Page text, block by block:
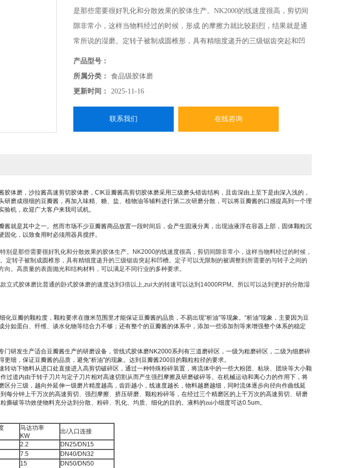
是那些需要很好乳化和分散效果的胶体生产。NK2000的线速度很高，剪切间
隙非常小，这样当物料经过的时候，形成 的摩擦力就比较剧烈，结果就是通
常所说的湿磨。定转子被制成圆椎形，具有精细度递升的三级锯齿突起和凹
槽。定子可以无限制的被调整到所需要的与转子之间的 距离。在增强的流体
湍流下，凹槽在每级都可以改变方向。
产品型号：
所属分类：
食品级胶体磨
更新时间：
2025-11-16
联系我们 在线咨询
体磨，沙拉酱高速剪切胶体磨， CIK豆瓣酱高剪切胶体磨采用三级磨头错齿结构，且齿深由上至下是由深入浅的，
磨成很细的豆瓣酱，再加入味精、糖、盐、植物油等辅料进行第二次研磨分散，可以将豆瓣酱的口感提高到一个理
机，欢迎广大客户来我司试机。
酱就是其中之一。然而市场不少豆瓣酱商品放置一段时间后，会产生固液分离，出现油液浮在容器上部，固体颗粒沉
化，以致食用时必须用器具搅拌。
别是那些需要很好乳化和分散效果的胶体生产。NK2000的线速度很高，剪切间隙非常小，这样当物料经过的时候，
定转子被制成圆椎形，具有精细度递升的三级锯齿突起和凹槽。定子可以无限制的被调整到所需要的与转子之间的
。高质量的表面抛光和结构材料，可以满足不同行业的多种要求。
立式胶体磨比普通的卧式胶体磨的速度达到3倍以上,zui大的转速可以达到14000RPM。所以可以达到更好的分散湿
化豆瓣的颗粒度，颗粒要求在微米范围里才能保证豆瓣酱的品质，不易出现“析油"等现象。 “析油"现象，主要因为豆
如蛋白、纤维、谈水化物等结合力不够；还有整个的豆瓣酱的体系中，添加一些添加剂等来增强整个体系的稳定
门研发生产适合豆瓣酱生产的研磨设备，管线式胶体磨NK2000系列有三道磨碎区，一级为粗磨碎区，二级为细磨碎
更细，保证豆瓣酱的品质，避免“析油"的现象。达到豆瓣酱200目的颗粒粒径的要求。
转动下物料从进口处直接进入高剪切破碎区，通过一种特殊粉碎装置，将流体中的一些大粉团、粘块、团块等大小颗
过道内由于转子刀片与定子刀片相对高速切割从而产生强烈摩擦及研磨破碎等。在机械运动和离心力的作用下，将
区分三级，越向外延伸一级磨片精度越高，齿距越小，线速度越长，物料越磨越细，同时流体逐步向径向作曲线延
每分钟上千万次的高速剪切、强烈摩擦、挤压研磨、颗粒粉碎等，在经过三个精磨区的上千万次的高速剪切、研磨
撕破等功效使物料充分达到分散、粉碎、乳化、均质、细化的目的。液料的zui小细度可达0.5um。
马达功率
KW
出/入口连接
2.2
DN25/DN15
7.5
DN40/DN32
15 DN50/DN50